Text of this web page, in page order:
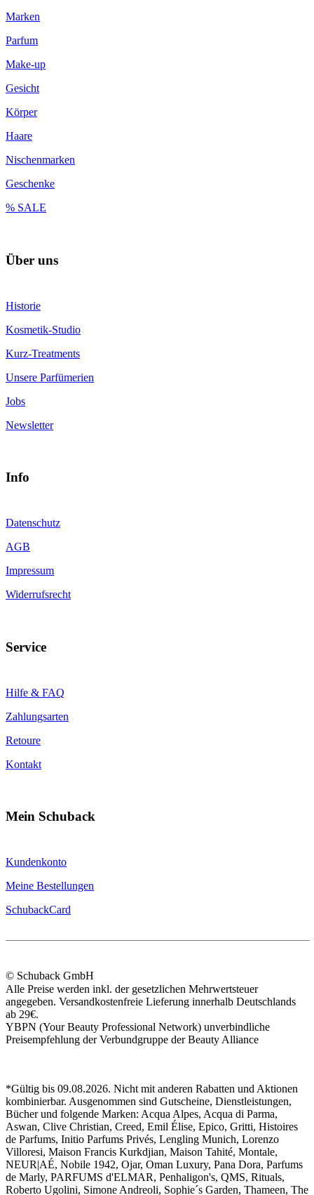
Marken
Parfum
Make-up
Gesicht
Körper
Haare
Nischenmarken
Geschenke
% SALE
Über uns
Historie
Kosmetik-Studio
Kurz-Treatments
Unsere Parfümerien
Jobs
Newsletter
Info
Datenschutz
AGB
Impressum
Widerrufsrecht
Service
Hilfe & FAQ
Zahlungsarten
Retoure
Kontakt
Mein Schuback
Kundenkonto
Meine Bestellungen
SchubackCard
© Schuback GmbH
Alle Preise werden inkl. der gesetzlichen Mehrwertsteuer
angegeben. Versandkostenfreie Lieferung innerhalb Deutschlands
ab 29€.
YBPN (Your Beauty Professional Network) unverbindliche
Preisempfehlung der Verbundgruppe der Beauty Alliance
*Gültig bis 09.08.2026. Nicht mit anderen Rabatten und Aktionen
kombinierbar. Ausgenommen sind Gutscheine, Dienstleistungen,
Bücher und folgende Marken: Acqua Alpes, Acqua di Parma,
Aswan, Clive Christian, Creed, Emil Élise, Epico, Gritti, Histoires
de Parfums, Initio Parfums Privés, Lengling Munich, Lorenzo
Villoresi, Maison Francis Kurkdjian, Maison Tahité, Montale,
NEUR|AÉ, Nobile 1942, Ojar, Oman Luxury, Pana Dora, Parfums
de Marly, PARFUMS d'ELMAR, Penhaligon's, QMS, Rituals,
Roberto Ugolini, Simone Andreoli, Sophie´s Garden, Thameen, The